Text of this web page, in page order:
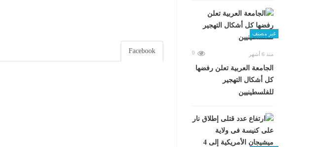
غير مصنف
منذ 6 أشهر 0
الجامعة العربية تعلن رفضها
كل أشكال التهجير
للفلسطينيين
Facebook